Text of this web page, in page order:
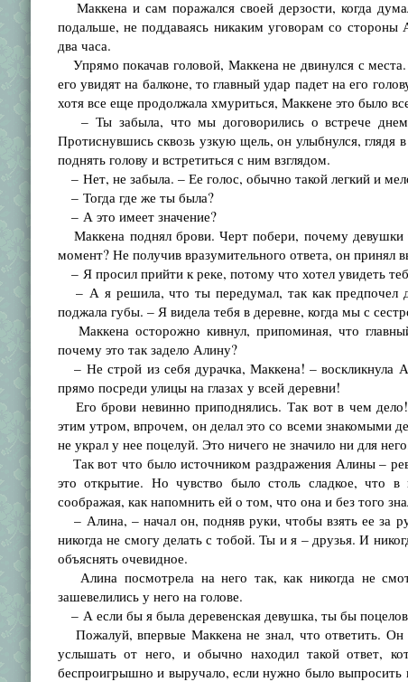
Маккена и сам поражался своей дерзости, когда
подальше, не поддаваясь никаким уговорам со
два часа.
Упрямо покачав головой, Маккена не двинулся с
его увидят на балконе, то главный удар падет на его
хотя все еще продолжала хмуриться, Маккене это было
– Ты забыла, что мы договорились о встрече
Протиснувшись сквозь узкую щель, он улыбнулся, глядя
поднять голову и встретиться с ним взглядом.
– Нет, не забыла. – Ее голос, обычно такой легкий и
– Тогда где же ты была?
– А это имеет значение?
Маккена поднял брови. Черт побери, почему
момент? Не получив вразумительного ответа, он принял
– Я просил прийти к реке, потому что хотел увидеть
– А я решила, что ты передумал, так как предпочел
поджала губы. – Я видела тебя в деревне, когда мы с
Маккена осторожно кивнул, припоминая, что
почему это так задело Алину?
– Не строй из себя дурачка, Маккена! – воскликнула
прямо посреди улицы на глазах у всей деревни!
Его брови невинно приподнялись. Так вот в чем
этим утром, впрочем, он делал это со всеми знакомыми
не украл у нее поцелуй. Это ничего не значило ни для
Так вот что было источником раздражения Алины –
это открытие. Но чувство было столь сладкое, что в
соображая, как напомнить ей о том, что она и без того
– Алина, – начал он, подняв руки, чтобы взять ее за
никогда не смогу делать с тобой. Ты и я – друзья. И
объяснять очевидное.
Алина посмотрела на него так, как никогда не
зашевелились у него на голове.
– А если бы я была деревенская девушка, ты бы
Пожалуй, впервые Маккена не знал, что ответить. Он
услышать от него, и обычно находил такой ответ,
беспроигрышно и выручало, если нужно было выпросить